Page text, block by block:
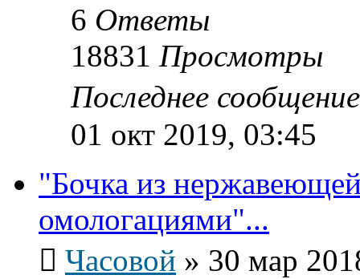
6 Ответы
18831 Просмотры
Последнее
01 окт 2019, 03:45
"Бочка из
омологациями"...
Часовой » 30 мар